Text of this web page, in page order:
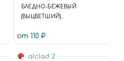
БЛЕДНО-БЕЖЕВЫЙ
(ВЫЦВЕТШИЙ)
ТРЁХЦВЕТНЫЙ КАМУФЛЯЖ:
КОМБИНЕЗОНЫ, ПАЛАТКИ -
от 110 ₽
alclad 2